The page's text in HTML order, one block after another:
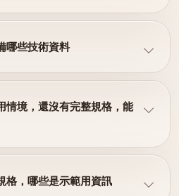
哪些技術資料
情境，還沒有完整規格，能
格，哪些是示範用資訊